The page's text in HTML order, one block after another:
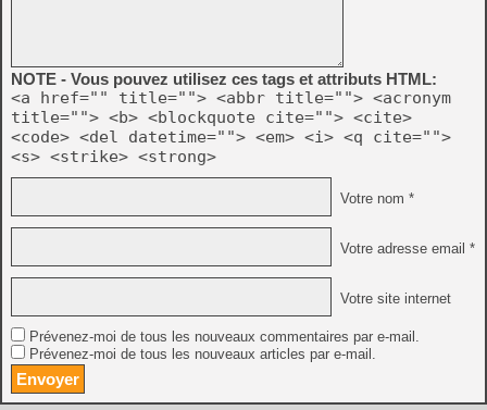
NOTE - Vous pouvez utilisez ces tags et attributs HTML:
<a href="" title=""> <abbr title=""> <acronym
title=""> <b> <blockquote cite=""> <cite>
<code> <del datetime=""> <em> <i> <q cite="">
<s> <strike> <strong>
Votre nom *
Votre adresse email *
Votre site internet
Prévenez-moi de tous les nouveaux commentaires par e-mail.
Prévenez-moi de tous les nouveaux articles par e-mail.